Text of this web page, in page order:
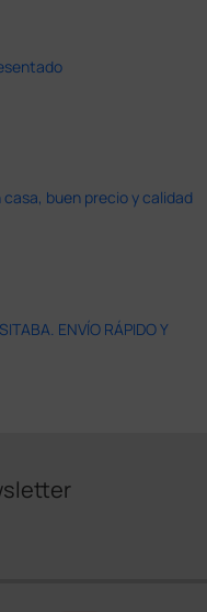
buen precio y calidad
ENVÍO RÁPIDO Y